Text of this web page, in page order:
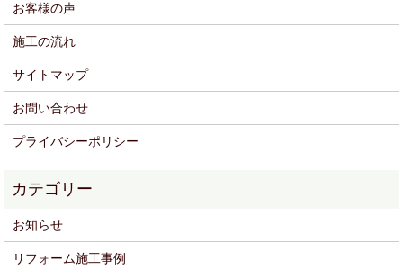
お客様の声
施工の流れ
サイトマップ
お問い合わせ
プライバシーポリシー
お知らせ
リフォーム施工事例